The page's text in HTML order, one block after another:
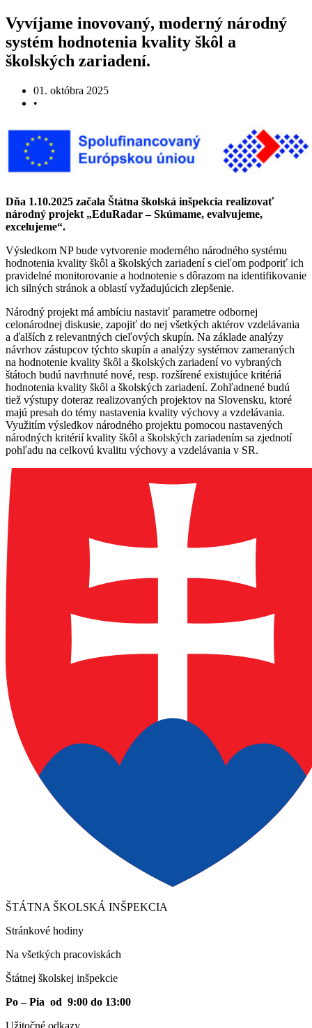
Vyvíjame inovovaný, moderný národný
systém hodnotenia kvality škôl a
školských zariadení.
01. októbra 2025
•
Dňa 1.10.2025 začala Štátna školská inšpekcia realizovať
národný projekt „EduRadar – Skúmame, evalvujeme,
excelujeme“.
Výsledkom NP bude vytvorenie moderného národného systému
hodnotenia kvality škôl a školských zariadení s cieľom podporiť ich
pravidelné monitorovanie a hodnotenie s dôrazom na identifikovanie
ich silných stránok a oblastí vyžadujúcich zlepšenie.
Národný projekt má ambíciu nastaviť parametre odbornej
celonárodnej diskusie, zapojiť do nej všetkých aktérov vzdelávania
a ďalších z relevantných cieľových skupín. Na základe analýzy
návrhov zástupcov týchto skupín a analýzy systémov zameraných
na hodnotenie kvality škôl a školských zariadení vo vybraných
štátoch budú navrhnuté nové, resp. rozšírené existujúce kritériá
hodnotenia kvality škôl a školských zariadení. Zohľadnené budú
tiež výstupy doteraz realizovaných projektov na Slovensku, ktoré
majú presah do témy nastavenia kvality výchovy a vzdelávania.
Využitím výsledkov národného projektu pomocou nastavených
národných kritérií kvality škôl a školských zariadením sa zjednotí
pohľadu na celkovú kvalitu výchovy a vzdelávania v SR.
ŠTÁTNA ŠKOLSKÁ INŠPEKCIA
Stránkové hodiny​
Na všetkých pracoviskách
Štátnej školskej inšpekcie
Po – Pia od 9:00 do 13:00
Užitočné odkazy